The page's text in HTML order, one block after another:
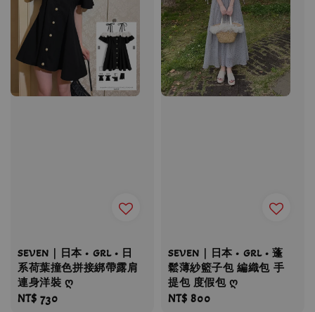
SEVEN｜日本 • GRL • 日
系荷葉撞色拼接綁帶露肩
連身洋裝 ღ
Regular
NT$ 730
SEVEN｜日本 • GRL • 蓬
鬆薄紗籃子包 編織包 手
提包 度假包 ღ
Regular
NT$ 800